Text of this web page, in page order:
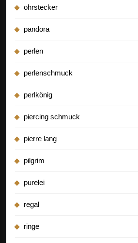
ohrstecker
pandora
perlen
perlenschmuck
perlkönig
piercing schmuck
pierre lang
pilgrim
purelei
regal
ringe